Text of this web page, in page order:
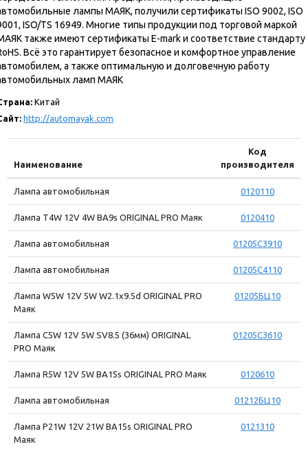
лампы МАЯК, получили сертификаты ISO 9002, ISO
ISO/TS 16949. Многие типы продукции под торговой маркой
также имеют сертификаты E-mark и соответствие стандарту
Всё это гарантирует безопасное и комфортное управление
а также оптимальную и долговечную работу
ламп МАЯК
Китай
http://automayak.com
Наименование
Код
производителя
Лампа автомобильная 0120110
Лампа T4W 12V 4W BA9s ORIGINAL PRO Маяк 0120410
Лампа автомобильная 01205C3910
Лампа автомобильная 01205C4110
Лампа W5W 12V 5W W2.1x9.5d ORIGINAL PRO
Маяк
01205БЦ10
Лампа C5W 12V 5W SV8.5 (36мм) ORIGINAL
PRO Маяк
01205С3610
Лампа R5W 12V 5W BA15s ORIGINAL PRO Маяк 0120610
Лампа автомобильная 01212БЦ10
Лампа P21W 12V 21W BA15s ORIGINAL PRO
Маяк
0121310